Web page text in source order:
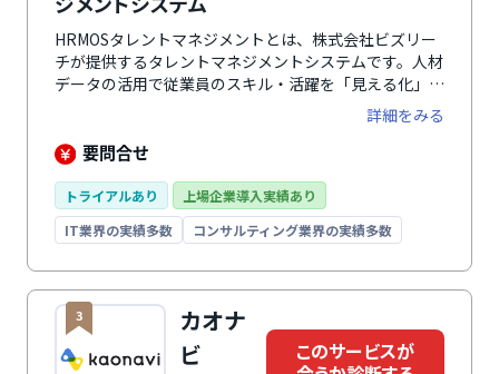
HRMOSタレントマネジメントとは、株式会社ビズリー
チが提供するタレントマネジメントシステムです。人材
データの活用で従業員のスキル・活躍を「見える化」を
通じ、組織の課題を特定・最適配置・育成・離職防止を
支援。各企業にとってのタレントマネジメントの成功・
戦略人事の実現に向けて徹底的に伴走します。「社内版
ッチングをAIにより最適化できます。また、シリーズ連
携も強化しており、HRMOS採用やHRMOS勤怠との自動
連携でより業務の効率化につながります。
詳細をみる
要問合せ
トライアルあり
上場企業導入実績あり
IT業界の実績多数
コンサルティング業界の実績多数
3
カオナ
ビ
このサービスが